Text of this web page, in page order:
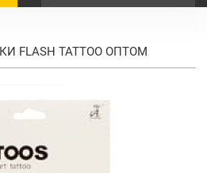
FLASH TATTOO ОПТОМ